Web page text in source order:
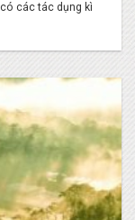
các tác dụng kì